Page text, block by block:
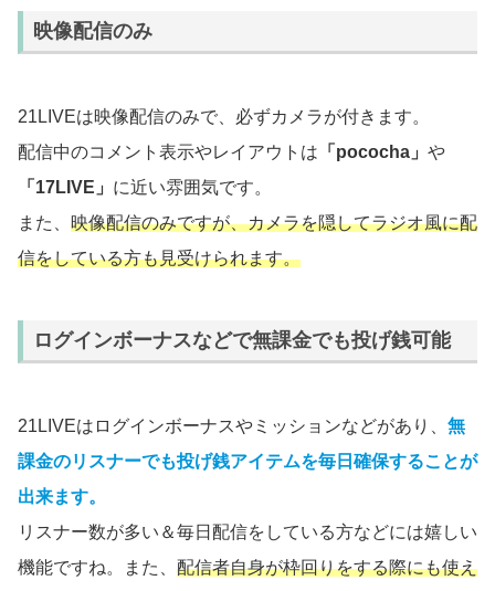
映像配信のみ
21LIVEは映像配信のみで、必ずカメラが付きます。
配信中のコメント表示やレイアウトは 「pococha」 や
「17LIVE」 に近い雰囲気です。
また、 映像配信のみですが、カメラを隠してラジオ風に配
信をしている方も見受けられます。
ログインボーナスなどで無課金でも投げ銭可能
21LIVEはログインボーナスやミッションなどがあり、 無
課金のリスナーでも投げ銭アイテムを毎日確保することが
出来ます。
リスナー数が多い＆毎日配信をしている方などには嬉しい
機能ですね。また、 配信者自身が枠回りをする際にも使え